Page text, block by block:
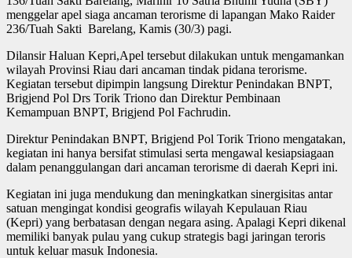
menggelar apel siaga ancaman terorisme di lapangan Mako Raider
236/Tuah Sakti Barelang, Kamis (30/3) pagi.
Dilansir Haluan Kepri,Apel tersebut dilakukan untuk mengamankan
wilayah Provinsi Riau dari ancaman tindak pidana terorisme.
Kegiatan tersebut dipimpin langsung Direktur Penindakan BNPT,
Brigjend Pol Drs Torik Triono dan Direktur Pembinaan
Kemampuan BNPT, Brigjend Pol Fachrudin.
Direktur Penindakan BNPT, Brigjend Pol Torik Triono mengatakan,
kegiatan ini hanya bersifat stimulasi serta mengawal kesiapsiagaan
dalam penanggulangan dari ancaman terorisme di daerah Kepri ini.
Kegiatan ini juga mendukung dan meningkatkan sinergisitas antar
satuan mengingat kondisi geografis wilayah Kepulauan Riau
(Kepri) yang berbatasan dengan negara asing. Apalagi Kepri dikenal
memiliki banyak pulau yang cukup strategis bagi jaringan teroris
untuk keluar masuk Indonesia.